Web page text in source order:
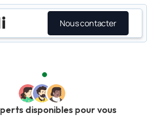
Nous contacter
disponibles pour vous